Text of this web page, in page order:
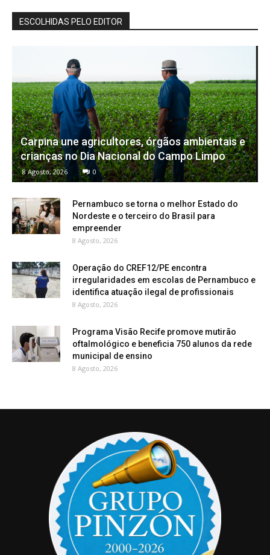
ESCOLHIDAS PELO EDITOR
Carpina une agricultores, órgãos ambientais e
crianças no Dia Nacional do Campo Limpo
8 Agosto, 2026 0
Pernambuco se torna o melhor Estado do
Nordeste e o terceiro do Brasil para
empreender
8 Agosto, 2026
Operação do CREF12/PE encontra
irregularidades em escolas de Pernambuco e
identifica atuação ilegal de profissionais
8 Agosto, 2026
Programa Visão Recife promove mutirão
oftalmológico e beneficia 750 alunos da rede
municipal de ensino
8 Agosto, 2026